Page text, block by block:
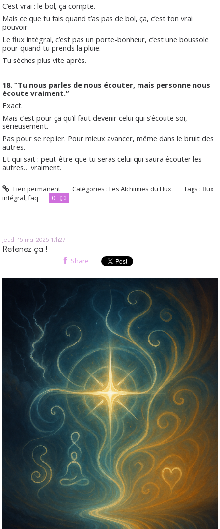
C’est vrai : le bol, ça compte.
Mais ce que tu fais quand t’as pas de bol, ça, c’est ton vrai
pouvoir.
Le flux intégral, c’est pas un porte-bonheur, c’est une boussole
pour quand tu prends la pluie.
Tu sèches plus vite après.
18. “Tu nous parles de nous écouter, mais personne nous
écoute vraiment.”
Exact.
Mais c’est pour ça qu’il faut devenir celui qui s’écoute soi,
sérieusement.
Pas pour se replier. Pour mieux avancer, même dans le bruit des
autres.
Et qui sait : peut-être que tu seras celui qui saura écouter les
autres… vraiment.
Lien permanent Catégories :Les Alchimies du Flux Tags :flux
intégral,faq 0
jeudi 15 mai 2025 17h27
Retenez ça !
Share